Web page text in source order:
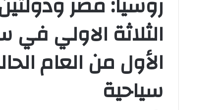
الثلاثة الاولي
سياحية